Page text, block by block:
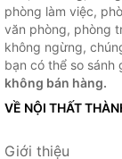
phòng làm việc,
văn phòng, phòng
không ngừng,
bạn có thể so sánh
không bán hàng.
VỀ NỘI THẤT
Giới thiệu